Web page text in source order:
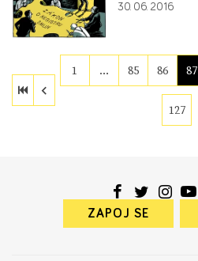
30. 06. 2016
1 … 85 86 87
127
ZAPOJ SE